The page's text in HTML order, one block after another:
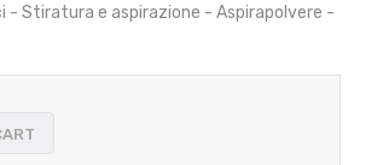
- Stiratura e aspirazione - Aspirapolvere -